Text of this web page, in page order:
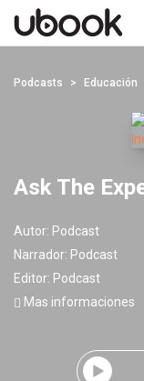
Podcasts Educación
Ask The
Autor: Podcast
Narrador: Podcast
Editor: Podcast
Mas informaciones